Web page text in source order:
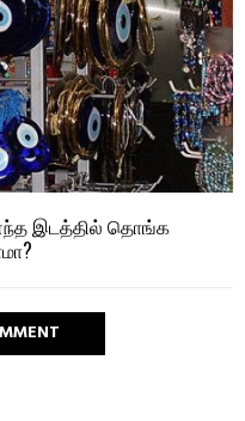
எந்த இடத்தில் தொங்க